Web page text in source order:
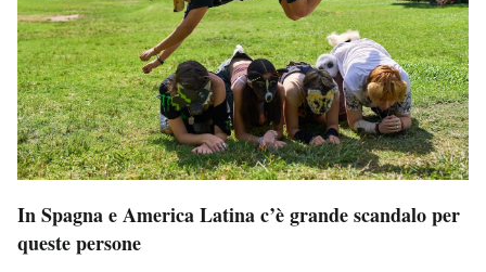
In Spagna e America Latina c’è grande scandalo per
queste persone